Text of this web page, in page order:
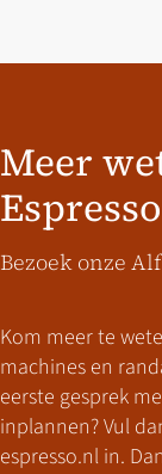
Meer
Bezoek onze
Kom meer te
machines en
eerste gesprek
inplannen? Vul
espresso.nl in.